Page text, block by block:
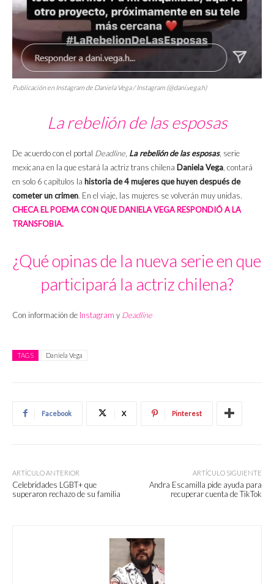
Publicación en Instagram de Daniela Vega / Instagram (@dani.vega.h)
La rebelión de las esposas
De acuerdo con el portal Deadline La rebelión de las esposas, serie
mexicana en la que estará la actriz trans chilena Daniela Vega , contará
en solo 6 capítulos la historia de 4 mujeres que huyen después de
cometer un crimen. En el viaje, las mujeres se volverán muy unidas.
CHECA EL POEMA CON QUE DANIELA VEGA RESPONDIÓ A LA
TRANSFOBIA.
¿Qué opinas de la nueva serie en que
participará la actriz chilena?
Con información de Instagram y Deadline
TAGS Daniela Vega
Facebook X Pinterest
ARTÍCULO ANTERIOR
Celebridades LGBT+ que
superaron rechazo de su familia
ARTÍCULO SIGUIENTE
Andra Escamilla pide ayuda para
recuperar cuenta de TikTok